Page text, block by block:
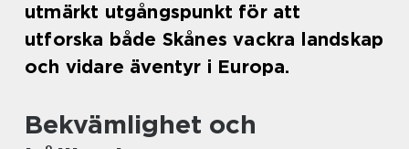
utmärkt utgångspunkt för att
utforska både Skånes vackra landskap
och vidare äventyr i Europa.
Bekvämlighet och